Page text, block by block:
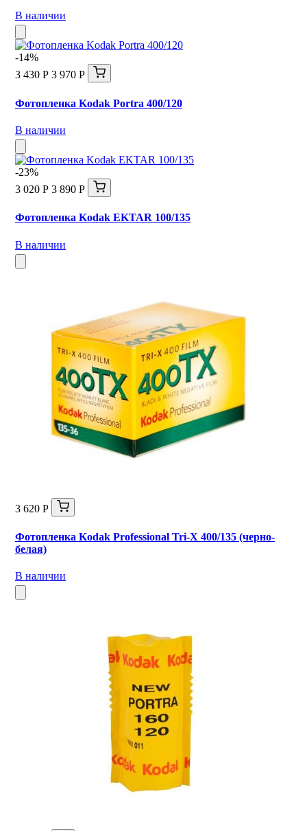
В наличии
-14%
3 430 Р 3 970 Р
Фотопленка Kodak Portra 400/120
В наличии
-23%
3 020 Р 3 890 Р
Фотопленка Kodak EKTAR 100/135
В наличии
3 620 Р
Фотопленка Kodak Professional Tri-X 400/135 (черно-
белая)
В наличии